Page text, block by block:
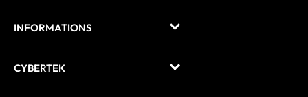
INFORMATIONS
CYBERTEK